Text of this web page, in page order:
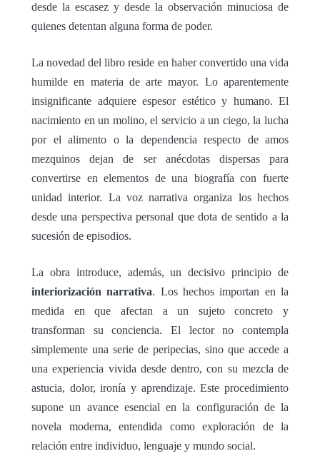
desde la escasez y desde la observación minuciosa de
quienes detentan alguna forma de poder.
La novedad del libro reside en haber convertido una vida
humilde en materia de arte mayor. Lo aparentemente
insignificante adquiere espesor estético y humano. El
nacimiento en un molino, el servicio a un ciego, la lucha
por el alimento o la dependencia respecto de amos
mezquinos dejan de ser anécdotas dispersas para
convertirse en elementos de una biografía con fuerte
unidad interior. La voz narrativa organiza los hechos
desde una perspectiva personal que dota de sentido a la
sucesión de episodios.
La obra introduce, además, un decisivo principio de
interiorización narrativa. Los hechos importan en la
medida en que afectan a un sujeto concreto y
transforman su conciencia. El lector no contempla
simplemente una serie de peripecias, sino que accede a
una experiencia vivida desde dentro, con su mezcla de
astucia, dolor, ironía y aprendizaje. Este procedimiento
supone un avance esencial en la configuración de la
novela moderna, entendida como exploración de la
relación entre individuo, lenguaje y mundo social.